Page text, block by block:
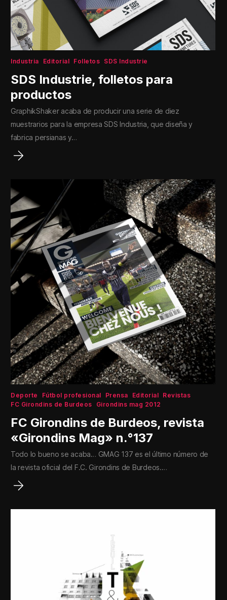
Industria Editorial Folletos SDS Industrie
SDS Industrie, folletos para
productos
GraphikShaker acaba de producir una serie de diez
muestrarios para la empresa SDS Industria, que diseña y
fabrica persianas y…
Deporte Fútbol profesional Prensa Editorial Revistas
FC Girondins de Burdeos
Girondins mag 2012
FC Girondins de Burdeos, revista
«Girondins Mag» n.°137
Todo lo bueno se acaba… GMAG 137 es el último número de
la revista oficial del F.C. Girondins de Burdeos.…